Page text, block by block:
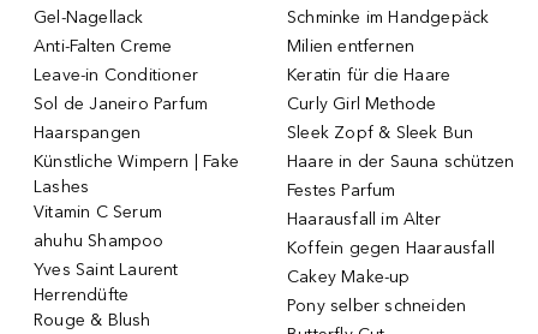
Gel-Nagellack
Anti-Falten Creme
Leave-in Conditioner
Sol de Janeiro Parfum
Haarspangen
Künstliche Wimpern | Fake
Lashes
Vitamin C Serum
ahuhu Shampoo
Yves Saint Laurent
Herrendüfte
Rouge & Blush
Schminke im Handgepäck
Milien entfernen
Keratin für die Haare
Curly Girl Methode
Sleek Zopf & Sleek Bun
Haare in der Sauna schützen
Festes Parfum
Haarausfall im Alter
Koffein gegen Haarausfall
Cakey Make-up
Pony selber schneiden